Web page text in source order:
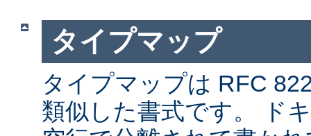
タイプマップ
タイプマップは RFC
類似した書式です。 ド